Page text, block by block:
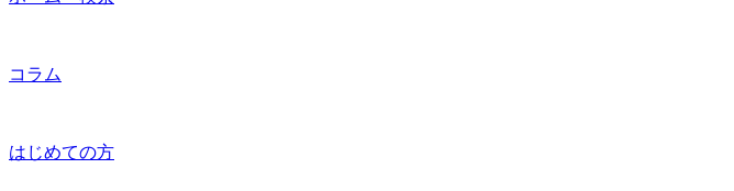
コラム
はじめての方